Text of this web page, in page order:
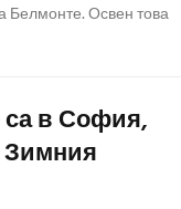
Белмонте. Освен това
са в София,
Зимния